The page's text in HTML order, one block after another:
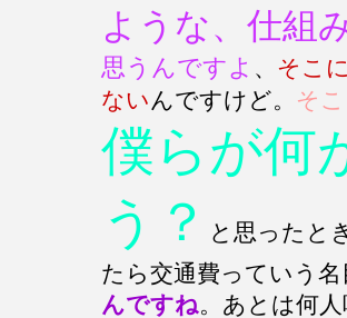
ような、仕組
思うんですよ 、 そこ
ないんですけど。 そ
僕らが何
う？
と思ったと
たら交通費っていう名
んですね。あとは何